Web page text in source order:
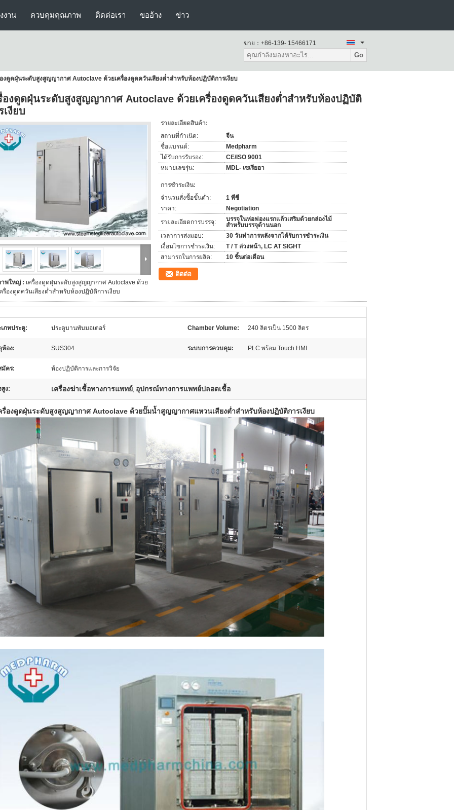
งาน ควบคุมคุณภาพ ติดต่อเรา ขออ้าง ข่าว
ขาย： +86-139- 15466171
Go
องดูดฝุ่นระดับสูงสูญญากาศ Autoclave ด้วยเครื่องดูดควันเสียงต่ำสำหรับห้องปฏิบัติการเงียบ
องดูดฝุ่นระดับสูงสูญญากาศ Autoclave ด้วยเครื่องดูดควันเสียงต่ำสำหรับห้องปฏิบัติ
เงียบ
พใหญ่ : เครื่องดูดฝุ่นระดับสูงสูญญากาศ Autoclave ด้วย
รื่องดูดควันเสียงต่ำสำหรับห้องปฏิบัติการเงียบ
รายละเอียดสินค้า:
สถานที่กำเนิด:
จีน
ชื่อแบรนด์:
Medpharm
ได้รับการรับรอง:
CE/ISO 9001
หมายเลขรุ่น:
MDL- เซเรียอา
การชำระเงิน:
จำนวนสั่งซื้อขั้นต่ำ:
1 พีซี
ราคา:
Negotiation
รายละเอียดการบรรจุ:
บรรจุในห่อฟองแรกแล้วเสริมด้วยกล่องไม้
สำหรับบรรจุด้านนอก
เวลาการส่งมอบ:
30 วันทำการหลังจากได้รับการชำระเงิน
เงื่อนไขการชำระเงิน:
T / T ล่วงหน้า, LC AT SIGHT
สามารถในการผลิต:
10 ชิ้นต่อเดือน
ติดต่อ
ภทประตู: ประตูบานพับมอเตอร์ Chamber Volume: 240 ลิตรเป็น 1500 ลิตร
ห้อง: SUS304 ระบบการควบคุม: PLC พร้อม Touch HMI
มัคร: ห้องปฏิบัติการและการวิจัย
สูง: เครื่องฆ่าเชื้อทางการแพทย์, อุปกรณ์ทางการแพทย์ปลอดเชื้อ
รื่องดูดฝุ่นระดับสูงสูญญากาศ Autoclave ด้วยปั๊มน้ำสูญญากาศแหวนเสียงต่ำสำหรับห้องปฏิบัติการเงียบ